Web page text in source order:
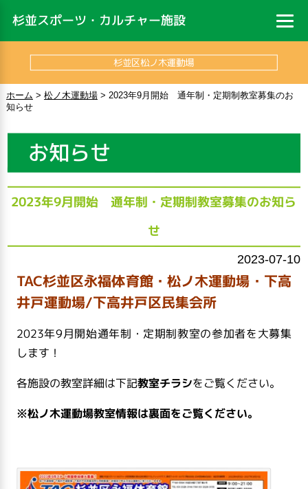
杉並スポーツ・カルチャー施設
杉並区松ノ木運動場
ホーム > 松ノ木運動場> 2023年9月開始 通年制・定期制教室募集のお
知らせ
お知らせ
2023年9月開始 通年制・定期制教室募集のお知ら
せ
2023-07-10
TAC杉並区永福体育館・松ノ木運動場・下高
井戸運動場/下高井戸区民集会所
2023年9月開始通年制・定期制教室の参加者を大募集
します！
各施設の教室詳細は下記教室チラシをご覧ください。
※松ノ木運動場教室情報は裏面をご覧ください。